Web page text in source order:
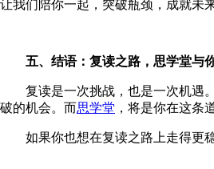
让我们陪你一起，突破瓶颈，成就未
五、结语：复读之路，思学堂与
复读是一次挑战，也是一次机遇。
破的机会。而思学堂 ，将是你在这条
如果你也想在复读之路上走得更稳